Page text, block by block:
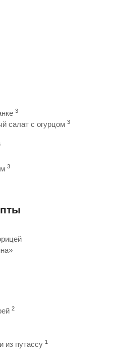
3
салат с огурцом 3
3
2
из путассу 1